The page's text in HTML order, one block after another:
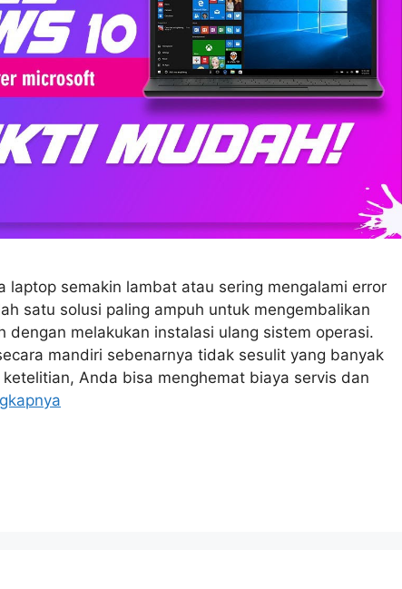
laptop semakin lambat atau sering mengalami error
satu solusi paling ampuh untuk mengembalikan
dengan melakukan instalasi ulang sistem operasi.
mandiri sebenarnya tidak sesulit yang banyak
Anda bisa menghemat biaya servis dan